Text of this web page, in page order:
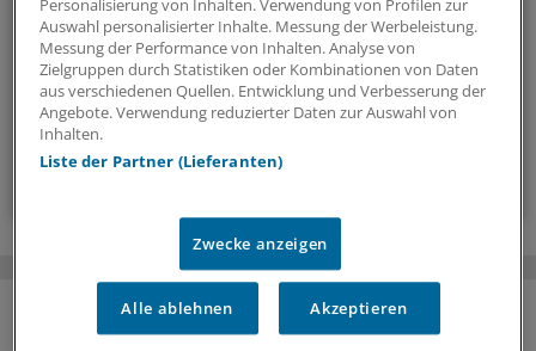
MehrAnalysen, Hintergründe und
Infografiken
ExklusiveInterviews und Praxis-Tipps
Zugriff auf allemedizinischen Berichte und
Kommentare
Voraussetzungen für den Zugang
Personalisierung von Inhalten. Verwendung von Profilen zur
Auswahl personalisierter Inhalte. Messung der Werbeleistung.
Messung der Performance von Inhalten. Analyse von
Zielgruppen durch Statistiken oder Kombinationen von Daten
aus verschiedenen Quellen. Entwicklung und Verbesserung der
Angebote. Verwendung reduzierter Daten zur Auswahl von
Inhalten.
Liste der Partner (Lieferanten)
Zwecke anzeigen
Alle ablehnen Akzeptieren